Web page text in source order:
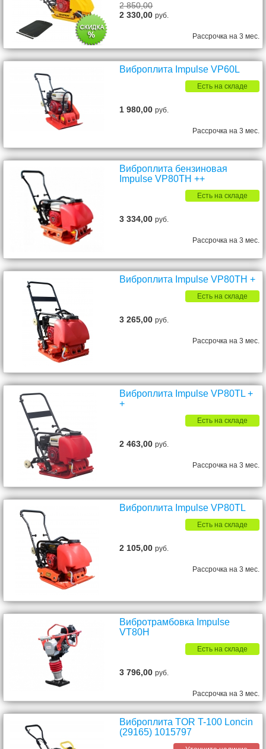
2 850,00
2 330,00руб.
Рассрочка на 3 мес.
Виброплита Impulse VP60L
Есть на складе
1 980,00руб.
Рассрочка на 3 мес.
Виброплита бензиновая
Impulse VP80TH ++
Есть на складе
3 334,00руб.
Рассрочка на 3 мес.
Виброплита Impulse VP80TH +
Есть на складе
3 265,00руб.
Рассрочка на 3 мес.
Виброплита Impulse VP80TL +
+
Есть на складе
2 463,00руб.
Рассрочка на 3 мес.
Виброплита Impulse VP80TL
Есть на складе
2 105,00руб.
Рассрочка на 3 мес.
Вибротрамбовка Impulse
VT80H
Есть на складе
3 796,00руб.
Рассрочка на 3 мес.
Виброплита TOR T-100 Loncin
(29165) 1015797